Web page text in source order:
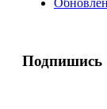
Подпишись